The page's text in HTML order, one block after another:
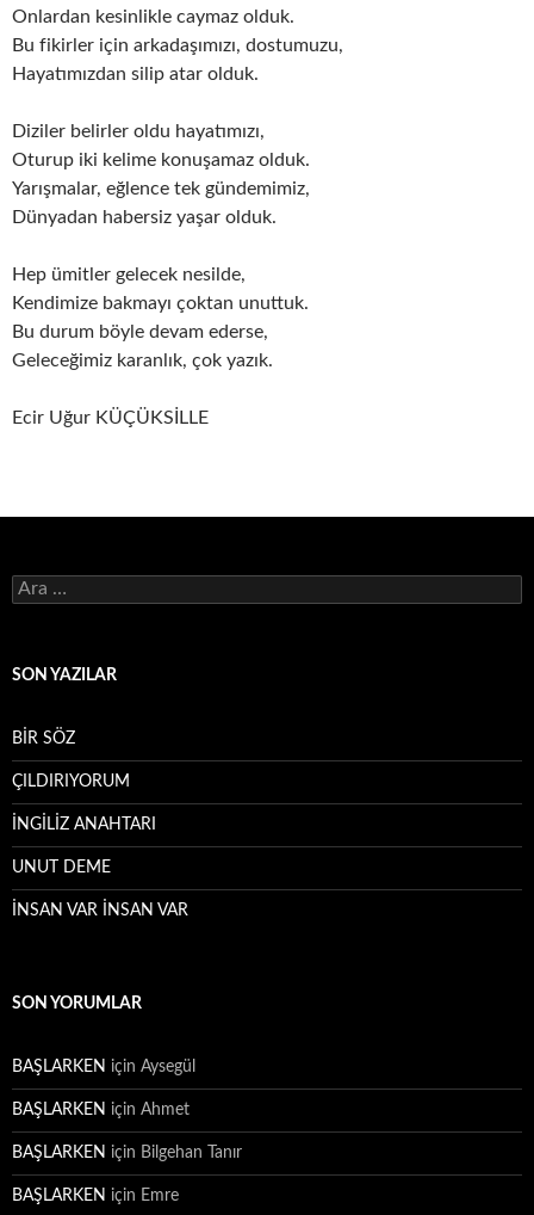
Onlardan kesinlikle caymaz olduk.
Bu fikirler için arkadaşımızı, dostumuzu,
Hayatımızdan silip atar olduk.
Diziler belirler oldu hayatımızı,
Oturup iki kelime konuşamaz olduk.
Yarışmalar, eğlence tek gündemimiz,
Dünyadan habersiz yaşar olduk.
Hep ümitler gelecek nesilde,
Kendimize bakmayı çoktan unuttuk.
Bu durum böyle devam ederse,
Geleceğimiz karanlık, çok yazık.
Ecir Uğur KÜÇÜKSİLLE
Arama:
SON YAZILAR
BİR SÖZ
ÇILDIRIYORUM
İNGİLİZ ANAHTARI
UNUT DEME
İNSAN VAR İNSAN VAR
SON YORUMLAR
BAŞLARKEN için Aysegül
BAŞLARKEN için Ahmet
BAŞLARKEN için Bilgehan Tanır
BAŞLARKEN için Emre